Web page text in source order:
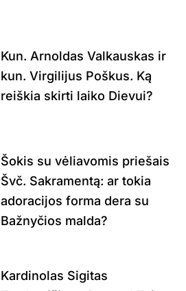
Kun. Arnoldas Valkauskas ir
kun. Virgilijus Poškus. Ką
reiškia skirti laiko Dievui?
Šokis su vėliavomis priešais
Švč. Sakramentą: ar tokia
adoracijos forma dera su
Bažnyčios malda?
Kardinolas Sigitas